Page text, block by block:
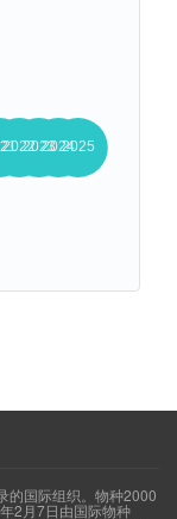
的国际组织。物种2000
2月7日由国际物种